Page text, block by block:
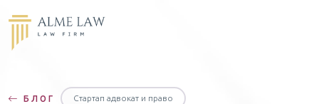
БЛОГ Стартап адвокат и право